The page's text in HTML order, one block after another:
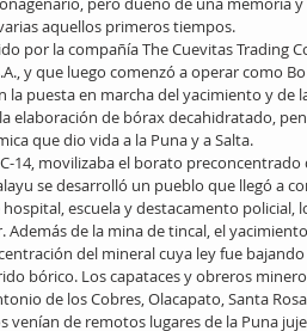
aquellos primeros tiempos.
por la compañía The Cuevitas Trading
y que luego comenzó a operar como
la puesta en marcha del yacimiento y
elaboración de bórax decahidratado,
que dio vida a la Puna y a Salta.
C-14, movilizaba el borato
se desarrolló un pueblo que llegó a
escuela y destacamento
Además de la mina de tincal, el
del mineral cuya ley fue
bórico. Los capataces y obreros
de los Cobres, Olacapato, Santa
venían de remotos lugares de la Puna